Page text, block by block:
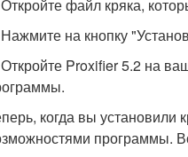
файл кряка,
на кнопку
Proxifier 5.2 на
когда вы установили
программы.